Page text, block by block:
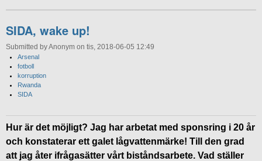
SIDA, wake up!
Submitted by Anonym on tis, 2018-06-05 12:49
Arsenal
fotboll
korruption
Rwanda
SIDA
Hur är det möjligt? Jag har arbetat med sponsring i 20 år
och konstaterar ett galet lågvattenmärke! Till den grad
att jag åter ifrågasätter vårt biståndsarbete. Vad ställer